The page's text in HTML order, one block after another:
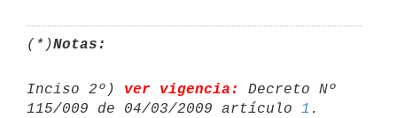
(*)Notas:
Inciso 2º) ver vigencia:
Decreto Nº
115/009 de 04/03/2009 artículo 1